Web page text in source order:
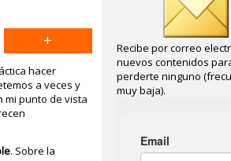
hacer
a veces y
mi punto de vista
. Sobre la
Recibe por correo
nuevos contenidos
perderte ninguno
muy baja).